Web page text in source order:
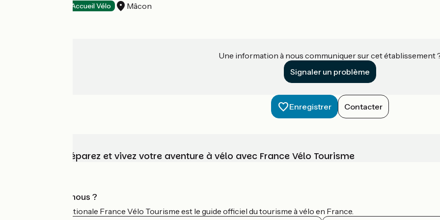
Accueil Vélo Mâcon
Une information à nous communiquer sur cet établissement
Signaler un problème
Enregistrer Contacter
Choisissez, préparez et vivez votre aventure à vélo avec France Vélo Tourisme
Qui sommes-nous ?
L'association nationale France Vélo Tourisme est le guide officiel du tourisme à vélo en France.